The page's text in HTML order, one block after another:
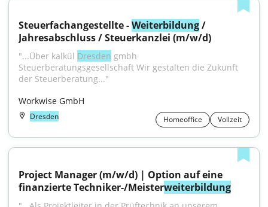
Steuerfachangestellte - Weiterbildung /
Jahresabschluss / Steuerkanzlei (m/w/d)
"...Über kalkül Dresden gmbh
Steuerberatungsgesellschaft Wir gestalten die Zukunft
der Steuerberatung..."
Workwise GmbH
Dresden Homeoffice Vollzeit
Project Manager (m/w/d) | Option auf eine
finanzierte Techniker-/Meisterweiterbildung